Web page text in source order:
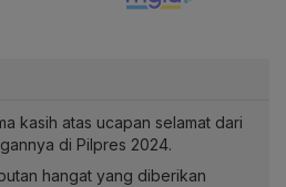
kasih atas ucapan selamat dari
di Pilpres 2024.
hangat yang diberikan